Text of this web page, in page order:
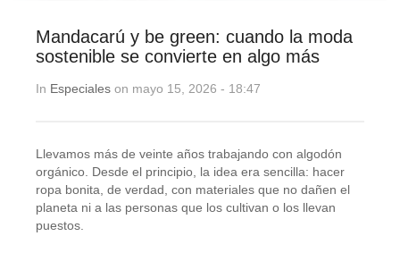
Mandacarú y be green: cuando la moda
sostenible se convierte en algo más
In Especiales on mayo 15, 2026 - 18:47
Llevamos más de veinte años trabajando con algodón
orgánico. Desde el principio, la idea era sencilla: hacer
ropa bonita, de verdad, con materiales que no dañen el
planeta ni a las personas que los cultivan o los llevan
puestos.